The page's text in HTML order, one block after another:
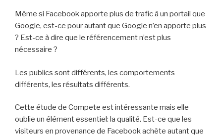
Même si Facebook apporte plus de trafic à un portail que
Google, est-ce pour autant que Google n’en apporte plus
? Est-ce à dire que le référencement n’est plus
nécessaire ?
Les publics sont différents, les comportements
différents, les résultats différents.
Cette étude de Compete est intéressante mais elle
oublie un élément essentiel: la qualité. Est-ce que les
visiteurs en provenance de Facebook achète autant que